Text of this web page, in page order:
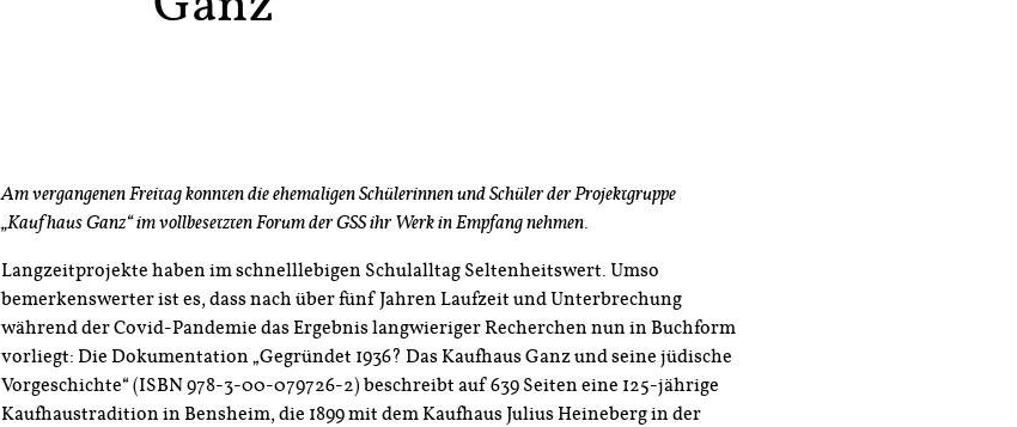
Am vergangenen Freitag konnten die ehemaligen Schülerinnen und Schüler der Projektgruppe
„Kaufhaus Ganz“ im vollbesetzten Forum der GSS ihr Werk in Empfang nehmen.
Langzeitprojekte haben im schnelllebigen Schulalltag Seltenheitswert. Umso
bemerkenswerter ist es, dass nach über fünf Jahren Laufzeit und Unterbrechung
während der Covid-Pandemie das Ergebnis langwieriger Recherchen nun in Buchform
vorliegt: Die Dokumentation „Gegründet 1936? Das Kaufhaus Ganz und seine jüdische
Vorgeschichte“ (ISBN 978-3-00-079726-2) beschreibt auf 639 Seiten eine 125-jährige
Kaufhaustradition in Bensheim, die 1899 mit dem Kaufhaus Julius Heineberg in der